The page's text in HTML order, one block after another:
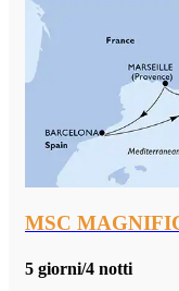
MSC
5 giorni/4 notti